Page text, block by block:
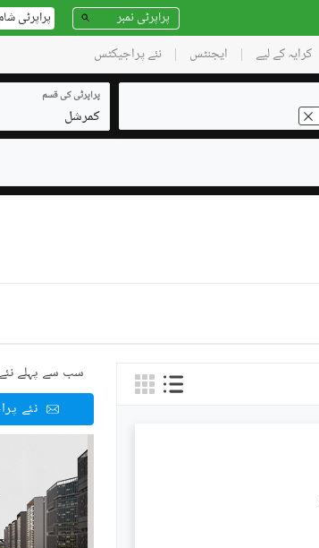
پراپرٹی
کرایہ کے لیے ایجنٹس نئے پراجیکٹس
پراپرٹی کی قسم
کمرشل
سب سے پہلے
نئے